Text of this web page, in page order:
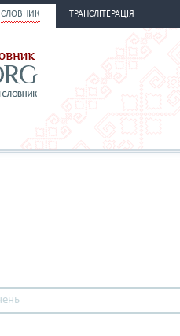
СЛОВНИК ТРАНСЛІТЕРАЦІЯ